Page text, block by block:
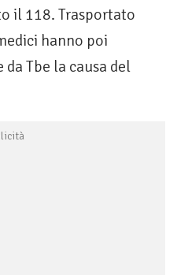
il 118. Trasportato
hanno poi
Tbe la causa del